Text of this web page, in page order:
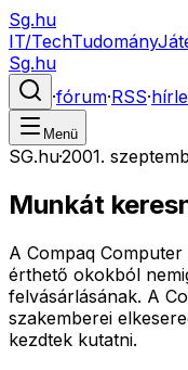
Sg.hu
IT/TechTudomány
Sg.hu
·fórum·RSS·
Menü
SG.hu·2001.
Munkát
A Compaq
érthető okokból
felvásárlásának. A
szakemberei
kezdtek kutatni.